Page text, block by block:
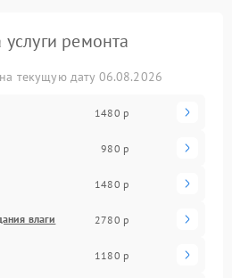
ремонта
текущую дату 06.08.2026
1480 р
980 р
1480 р
влаги 2780 р
1180 р